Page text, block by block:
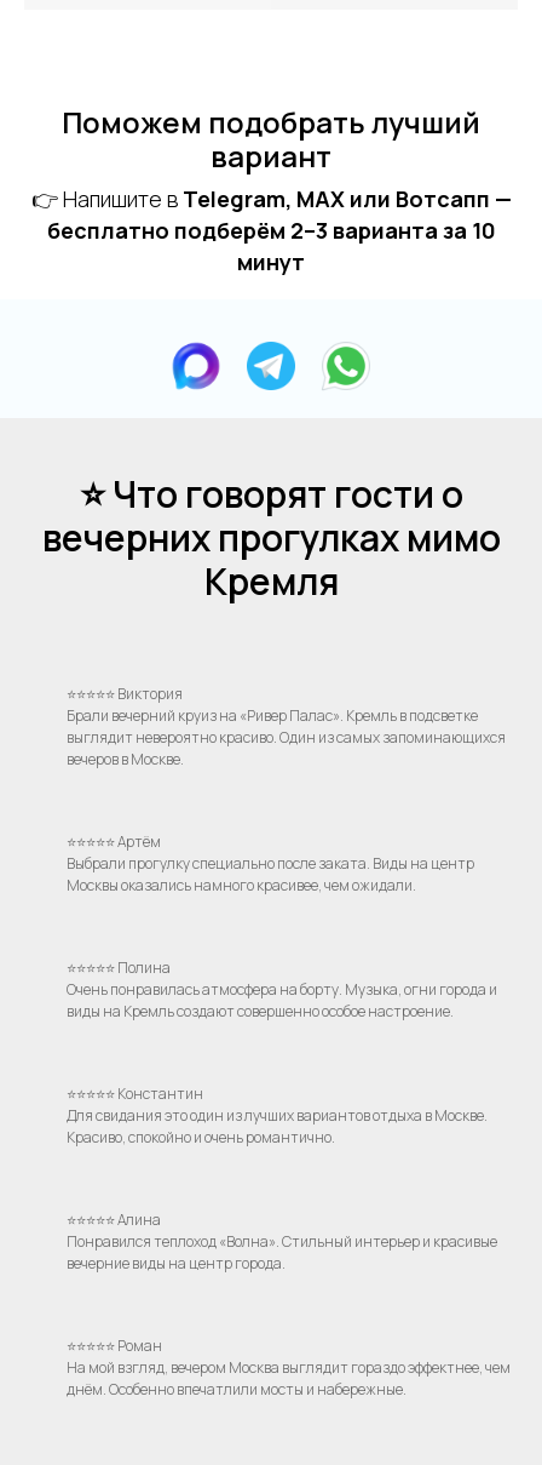
Поможем подобрать лучший
вариант
👉 Напишите в Telegram, MAX или Вотсапп —
бесплатно подберём 2–3 варианта за 10
минут
⭐ Что говорят гости о
вечерних прогулках мимо
Кремля
⭐⭐⭐⭐⭐ Виктория
Брали вечерний круиз на «Ривер Палас». Кремль в подсветке
выглядит невероятно красиво. Один из самых запоминающихся
вечеров в Москве.
⭐⭐⭐⭐⭐ Артём
Выбрали прогулку специально после заката. Виды на центр
Москвы оказались намного красивее, чем ожидали.
⭐⭐⭐⭐⭐ Полина
Очень понравилась атмосфера на борту. Музыка, огни города и
виды на Кремль создают совершенно особое настроение.
⭐⭐⭐⭐⭐ Константин
Для свидания это один из лучших вариантов отдыха в Москве.
Красиво, спокойно и очень романтично.
⭐⭐⭐⭐⭐ Алина
Понравился теплоход «Волна». Стильный интерьер и красивые
вечерние виды на центр города.
⭐⭐⭐⭐⭐ Роман
На мой взгляд, вечером Москва выглядит гораздо эффектнее, чем
днём. Особенно впечатлили мосты и набережные.